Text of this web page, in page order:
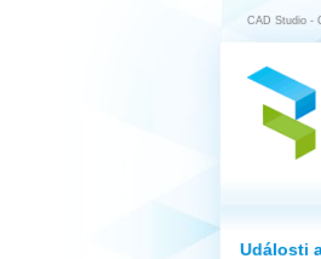
CAD Studio -
Události